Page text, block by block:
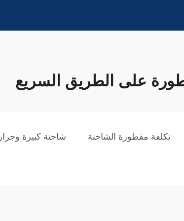
على الطريق السريع
تكلفة مقطورة الشاحنة شاحنة كبيرة وجرار